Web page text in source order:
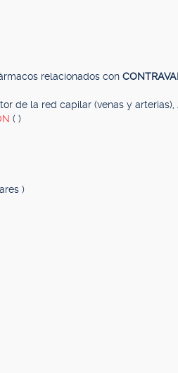
relacionados con
de la red capilar (venas y
( )
)